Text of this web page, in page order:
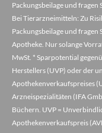
Packungsbeilage und
Bei Tierarzneimitteln: Zu
Packungsbeilage und
Apotheke. Nur solange
MwSt. * Sparpotential
Herstellers (UVP) oder der
Apothekenverkaufspreises
Arzneispezialitäten (IFA
Büchern. UVP =
Apothekenverkaufspreis